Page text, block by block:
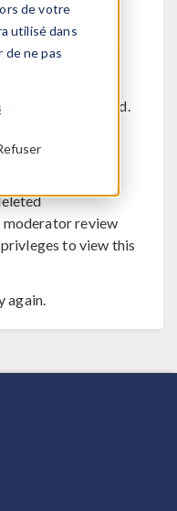
de votre
utilisé dans
de ne pas be
be displayed.
moderator review
to view this
again.